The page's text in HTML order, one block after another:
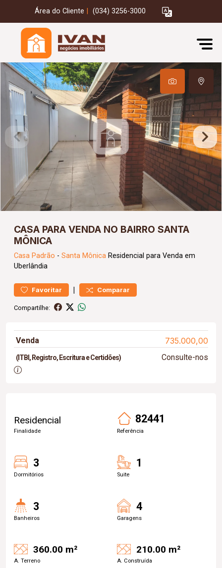
Área do Cliente (034) 3256-3000
CASA PARA VENDA NO BAIRRO SANTA
MÔNICA
Casa Padrão - Santa Mônica Residencial para Venda em
Uberlândia
Favoritar | Comparar
Compartilhe:
Venda 735.000,00
(ITBI, Registro, Escritura e Certidões) Consulte-nos
Residencial
Finalidade
82441
Referência
3
Dormitórios
1
Suite
3
Banheiros
4
Garagens
360.00 m²
A. Terreno
210.00 m²
A. Construída